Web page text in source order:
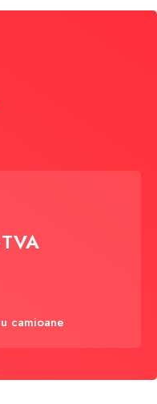
camioane